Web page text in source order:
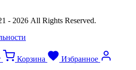
- 2026 All Rights Reserved.
Корзина
Избранное